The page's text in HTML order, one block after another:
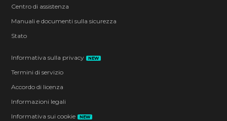
Centro di assistenza
Manuali e documenti sulla sicurezza
Stato
Informativa sulla privacy NEW
Termini di servizio
Accordo di licenza
Informazioni legali
Informativa sui cookie
NEW